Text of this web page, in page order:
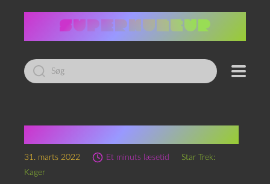
Led
efter:
31. marts 2022 Et minuts læsetid
Star Trek:
Kager